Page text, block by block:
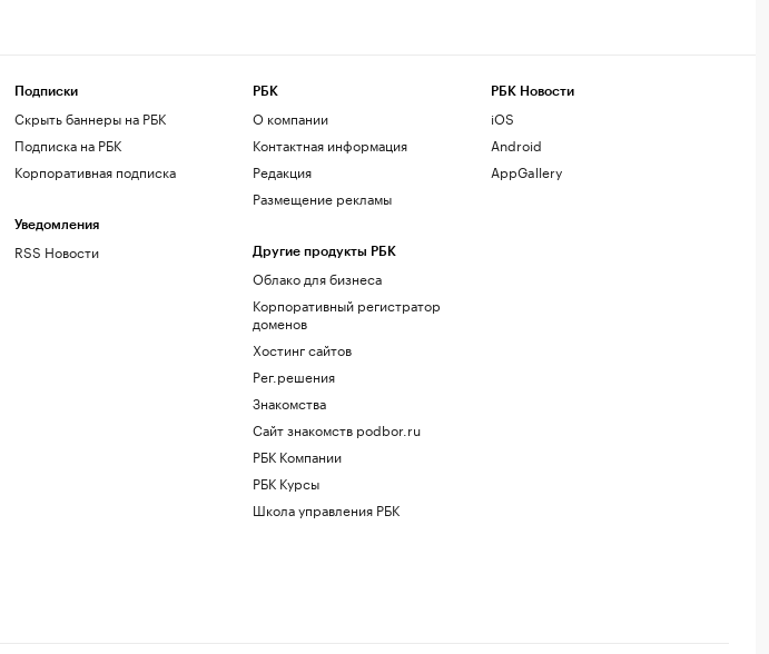
Подписки
Скрыть баннеры на РБК
Подписка на РБК
Корпоративная подписка
Уведомления
RSS Новости
РБК
О компании
Контактная информация
Редакция
Размещение рекламы
Другие продукты РБК
Облако для бизнеса
Корпоративный регистратор
доменов
Хостинг сайтов
Рег.решения
Знакомства
Сайт знакомств podbor.ru
РБК Компании
РБК Курсы
Школа управления РБК
РБК Новости
iOS
Android
AppGallery